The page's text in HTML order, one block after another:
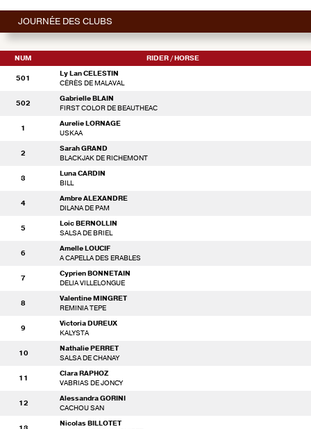
JOURNÉE DES CLUBS
NUM RIDER / HORSE
501
Ly Lan CELESTIN
CÉRÈS DE MALAVAL
502
Gabrielle BLAIN
FIRST COLOR DE BEAUTHEAC
1
Aurelie LORNAGE
USKAA
2
Sarah GRAND
BLACKJAK DE RICHEMONT
3
Luna CARDIN
BILL
4
Ambre ALEXANDRE
DILANA DE PAM
5
Loic BERNOLLIN
SALSA DE BRIEL
6
Amelle LOUCIF
A CAPELLA DES ERABLES
7
Cyprien BONNETAIN
DELIA VILLELONGUE
8
Valentine MINGRET
REMINIA TEPE
9
Victoria DUREUX
KALYSTA
10
Nathalie PERRET
SALSA DE CHANAY
11
Clara RAPHOZ
VABRIAS DE JONCY
12
Alessandra GORINI
CACHOU SAN
Nicolas BILLOTET